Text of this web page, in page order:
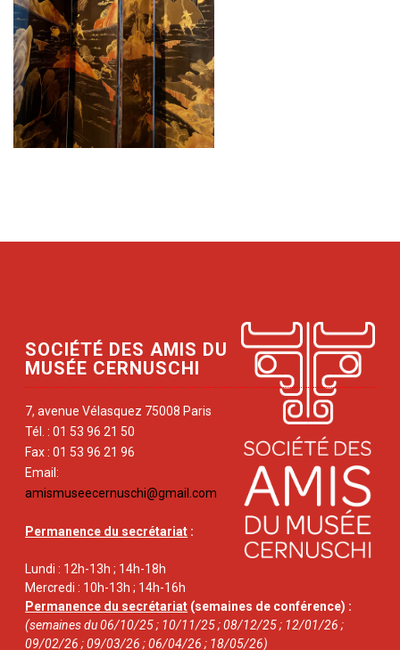
SOCIÉTÉ DES AMIS DU
MUSÉE CERNUSCHI
7, avenue Vélasquez 75008 Paris
Tél. : 01 53 96 21 50
Fax : 01 53 96 21 96
Email:
amismuseecernuschi@gmail.com
Permanence du secrétariat :
Lundi : 12h-13h ; 14h-18h
Mercredi : 10h-13h ; 14h-16h
Permanence du secrétariat (semaines de conférence) :
(semaines du 06/10/25 ; 10/11/25 ; 08/12/25 ; 12/01/26 ;
09/02/26 ; 09/03/26 ; 06/04/26 ; 18/05/26)